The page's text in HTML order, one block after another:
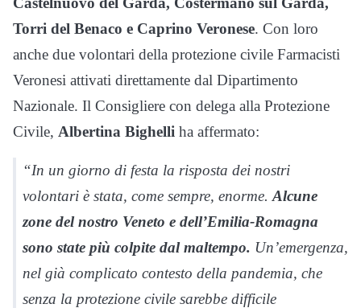
Torri del Benaco e Caprino Veronese. Con loro
anche due volontari della protezione civile Farmacisti
Veronesi attivati direttamente dal Dipartimento
Nazionale. Il Consigliere con delega alla Protezione
Civile, Albertina Bighelli ha affermato:
“In un giorno di festa la risposta dei nostri
volontari è stata, come sempre, enorme. Alcune
zone del nostro Veneto e dell’Emilia-Romagna
sono state più colpite dal maltempo. Un’emergenza,
nel già complicato contesto della pandemia, che
senza la protezione civile sarebbe difficile